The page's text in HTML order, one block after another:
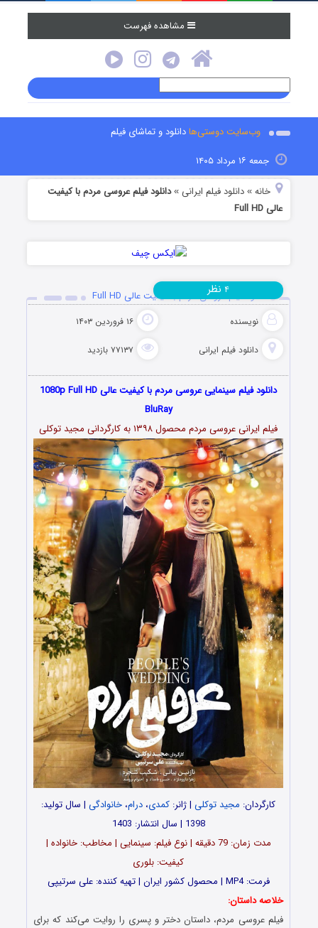
مشاهده فهرست
وب‌سایت دوستی‌هادانلود و تماشای فیلم
جمعه ۱۶ مرداد ۱۴۰۵
خانه »دانلود فیلم‌ ایرانی »دانلود فیلم عروسی مردم با کیفیت
عالی Full HD
دانلود فیلم عروسی مردم با کیفیت عالی Full HD
نویسنده ۱۶ فروردین ۱۴۰۳
دانلود فیلم‌ ایرانی ۷۷۱۳۷ بازدید
۴ نظر
دانلود فیلم سینمایی عروسی مردم با کیفیت عالی 1080p Full HD
BluRay
فیلم ایرانی عروسی مردم محصول ۱۳۹۸ به کارگردانی مجید توکلی
کارگردان: مجید توکلی | ژانر: کمدی، درام، خانوادگی | سال تولید:
1398 | سال انتشار: 1403
مدت‌‌ زمان: 79 دقیقه | نوع فیلم: سینمایی | مخاطب: خانواده |
کیفیت: بلوری
فرمت: MP4 | محصول کشور ایران | تهیه‎‌ کننده: علی سرتیپی
خلاصه داستان:
فیلم عروسی مردم، داستان دختر و پسری را روایت می‌کند که برای